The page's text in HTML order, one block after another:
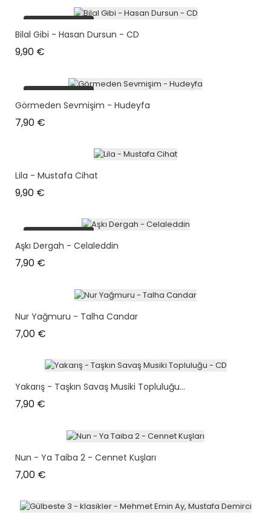
plus en stock
Bilal Gibi - Hasan Dursun - CD
9,90 €
plus en stock
Görmeden Sevmişim - Hudeyfa
7,90 €
Lila - Mustafa Cihat
9,90 €
Aşkı Dergah - Celaleddin
7,90 €
Nur Yağmuru - Talha Candar
7,00 €
Yakarış - Taşkın Savaş Musiki Topluluğu...
7,90 €
Nun - Ya Taiba 2 - Cennet Kuşları
7,00 €